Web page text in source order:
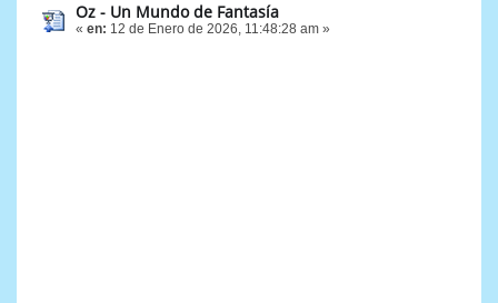
Oz - Un Mundo de Fantasía
« en: 12 de Enero de 2026, 11:48:28 am »